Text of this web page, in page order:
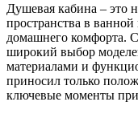
Душевая кабина – это
пространства в
домашнего комфорта.
широкий выбор
материалами и
приносил только
ключевые моменты